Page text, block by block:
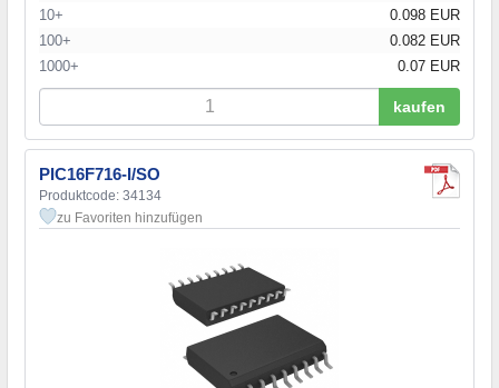
10+
0.098 EUR
100+
0.082 EUR
1000+
0.07 EUR
kaufen
PIC16F716-I/SO
Produktcode: 34134
zu Favoriten hinzufügen